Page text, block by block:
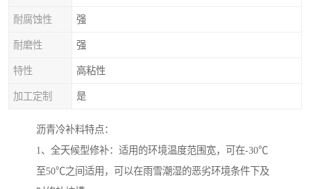
耐腐蚀性 强
耐磨性 强
特性 高粘性
加工定制 是
沥青冷补料特点：
1、全天候型修补：适用的环境温度范围宽，可在-30℃
至50℃之间适用，可以在雨雪潮湿的恶劣环境条件下及